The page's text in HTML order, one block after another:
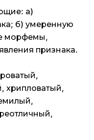
а)
б) умеренную
морфемы,
признака.
хрипловатый,